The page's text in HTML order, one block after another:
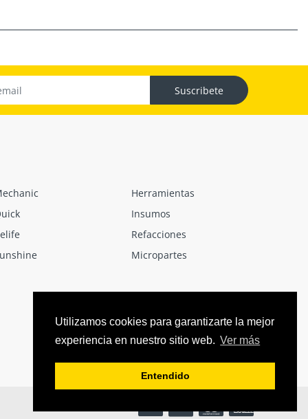
Utilizamos cookies para garantizarte la mejor
experiencia en nuestro sitio web. Ver más
Entendido
Suscribete
Herramientas
Insumos
Refacciones
Micropartes